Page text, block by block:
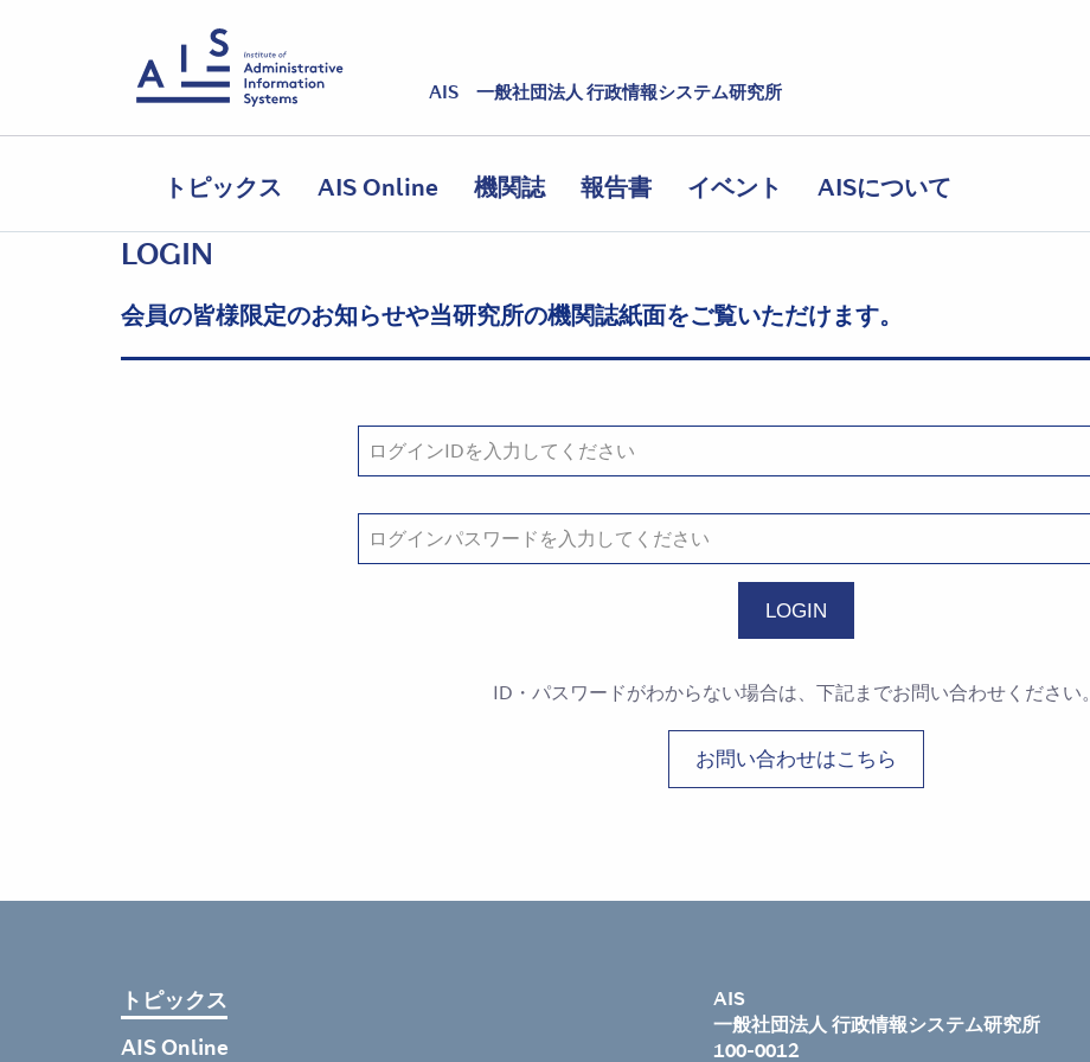
AIS 一般社団法人 行政情報システム研究所
トピックス AIS Online 機関誌 報告書 イベント AISについて
LOGIN
会員の皆様限定のお知らせや当研究所の機関誌紙面をご覧いただけます。
ID・パスワードがわからない場合は、下記までお問い合わせください。
お問い合わせはこちら
トピックス
AIS Online
AIS
一般社団法人 行政情報システム研究所
100-0012